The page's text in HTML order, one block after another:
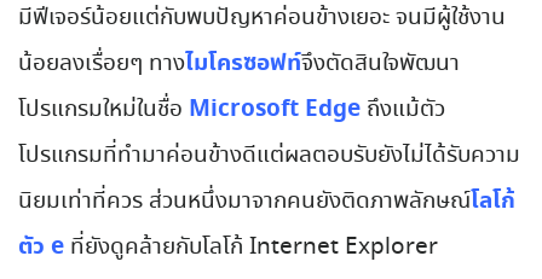
มีฟีเจอร์น้อยแต่กับพบปัญหาค่อนข้างเยอะ จนมีผู้ใช้งาน
น้อยลงเรื่อยๆ ทางไมโครซอฟท์จึงตัดสินใจพัฒนา
โปรแกรมใหม่ในชื่อ Microsoft Edge ถึงแม้ตัว
โปรแกรมที่ทำมาค่อนข้างดีแต่ผลตอบรับยังไม่ได้รับความ
นิยมเท่าที่ควร ส่วนหนึ่งมาจากคนยังติดภาพลักษณ์โลโก้
ตัว e ที่ยังดูคล้ายกับโลโก้ Internet Explorer